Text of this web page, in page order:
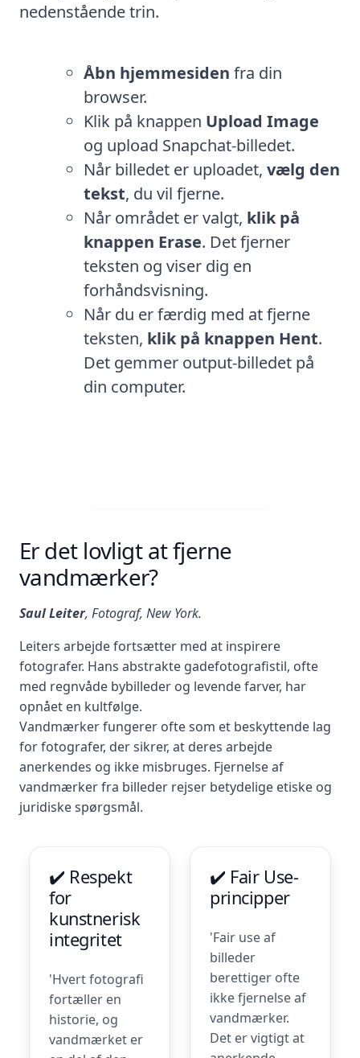
nedenstående trin.
Åbn hjemmesiden fra din
browser.
Klik på knappen Upload Image
og upload Snapchat-billedet.
Når billedet er uploadet, vælg den
tekst, du vil fjerne.
Når området er valgt, klik på
knappen Erase. Det fjerner
teksten og viser dig en
forhåndsvisning.
Når du er færdig med at fjerne
teksten, klik på knappen Hent.
Det gemmer output-billedet på
din computer.
Er det lovligt at fjerne
vandmærker?
Saul Leiter, Fotograf, New York.
Leiters arbejde fortsætter med at inspirere
fotografer. Hans abstrakte gadefotografistil, ofte
med regnvåde bybilleder og levende farver, har
opnået en kultfølge.
Vandmærker fungerer ofte som et beskyttende lag
for fotografer, der sikrer, at deres arbejde
anerkendes og ikke misbruges. Fjernelse af
vandmærker fra billeder rejser betydelige etiske og
juridiske spørgsmål.
✔️ Respekt
for
kunstnerisk
integritet
'Hvert fotografi
fortæller en
historie, og
vandmærket er
✔️ Fair Use-
principper
'Fair use af
billeder
berettiger ofte
ikke fjernelse af
vandmærker.
Det er vigtigt at